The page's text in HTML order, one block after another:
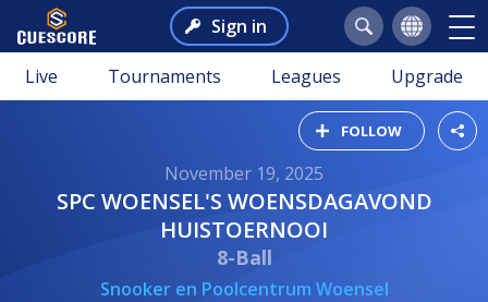
Sign in
Live Tournaments Leagues Upgrade
FOLLOW
November 19, 2025
SPC WOENSEL'S WOENSDAGAVOND
HUISTOERNOOI
8-Ball
Snooker en Poolcentrum Woensel